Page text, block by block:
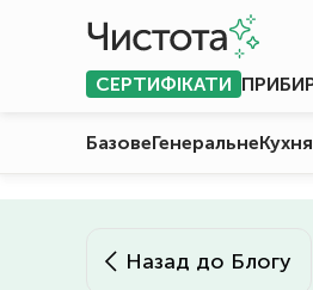
СЕРТИФІКАТИ
БазовеГенеральнеКухня
Назад до Блогу